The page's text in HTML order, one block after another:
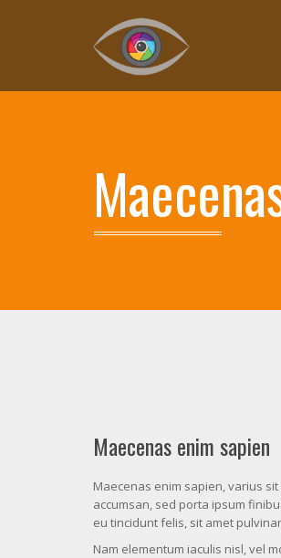
Maecenas enim sapien
Maecenas enim sapien, varius
accumsan, sed porta ipsum
eu tincidunt felis, sit amet
Nam elementum iaculis nisl, vel